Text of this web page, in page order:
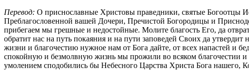
Перевод: О приснославные Христовы праведники, святые Богоотцы
Преблагословенной вашей Дочери, Пречистой Богородицы и
прибегаем мы грешные и недостойные. Молите благость Его, да
обратит нас на путь покаяния и на пути заповедей Своих да
жизни и благочестию нужное нам от Бога дайте, от всех напастей и
спокойную и безмолвную жизнь мы прожили во всяком благочестии
умолением сподобились бы Небесного Царства Христа Бога нашего,